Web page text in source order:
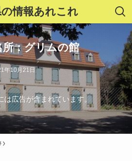
情報あれこれ
所：グリムの館
年10月21日
は広告が含まれています。